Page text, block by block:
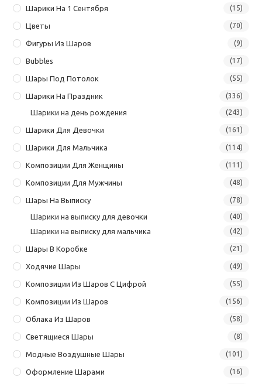
Шарики На 1 Сентября (15)
Цветы (70)
Фигуры Из Шаров (9)
Bubbles (17)
Шары Под Потолок (55)
Шарики На Праздник (336)
Шарики на день рождения (243)
Шарики Для Девочки (161)
Шарики Для Мальчика (114)
Композиции Для Женщины (111)
Композиции Для Мужчины (48)
Шары На Выписку (78)
Шарики на выписку для девочки (40)
Шарики на выписку для мальчика (42)
Шары В Коробке (21)
Ходячие Шары (49)
Композиции Из Шаров С Цифрой (55)
Композиции Из Шаров (156)
Облака Из Шаров (58)
Светящиеся Шары (8)
Модные Воздушные Шары (101)
Оформление Шарами (16)